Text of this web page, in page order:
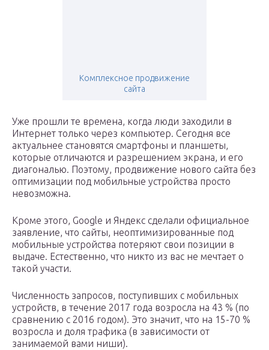
Комплексное продвижение
сайта
Уже прошли те времена, когда люди заходили в
Интернет только через компьютер. Сегодня все
актуальнее становятся смартфоны и планшеты,
которые отличаются и разрешением экрана, и его
диагональю. Поэтому, продвижение нового сайта без
оптимизации под мобильные устройства просто
невозможна.
Кроме этого, Google и Яндекс сделали официальное
заявление, что сайты, неоптимизированные под
мобильные устройства потеряют свои позиции в
выдаче. Естественно, что никто из вас не мечтает о
такой участи.
Численность запросов, поступивших с мобильных
устройств, в течение 2017 года возросла на 43 % (по
сравнению с 2016 годом). Это значит, что на 15-70 %
возросла и доля трафика (в зависимости от
занимаемой вами ниши).